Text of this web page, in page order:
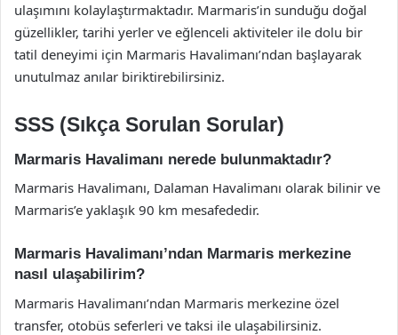
ulaşımını kolaylaştırmaktadır. Marmaris’in sunduğu doğal
güzellikler, tarihi yerler ve eğlenceli aktiviteler ile dolu bir
tatil deneyimi için Marmaris Havalimanı’ndan başlayarak
unutulmaz anılar biriktirebilirsiniz.
SSS (Sıkça Sorulan Sorular)
Marmaris Havalimanı nerede bulunmaktadır?
Marmaris Havalimanı, Dalaman Havalimanı olarak bilinir ve
Marmaris’e yaklaşık 90 km mesafededir.
Marmaris Havalimanı’ndan Marmaris merkezine
nasıl ulaşabilirim?
Marmaris Havalimanı’ndan Marmaris merkezine özel
transfer, otobüs seferleri ve taksi ile ulaşabilirsiniz.